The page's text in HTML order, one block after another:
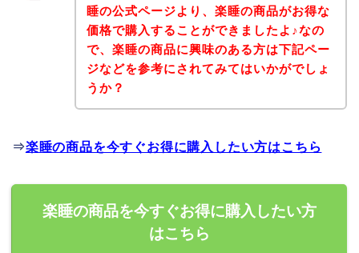
睡の公式ページより、楽睡の商品がお得な
価格で購入することができましたよ♪なの
で、楽睡の商品に興味のある方は下記ペー
ジなどを参考にされてみてはいかがでしょ
うか？
⇒楽睡の商品を今すぐお得に購入したい方はこちら
楽睡の商品を今すぐお得に購入したい方
はこちら